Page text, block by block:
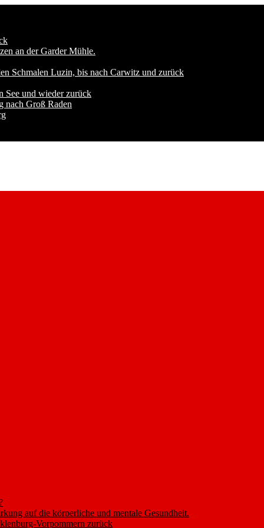
an der Garder Mühle.
Schmalen Luzin, bis nach Carwitz und zurück
See und wieder zurück
nach Groß Raden
auf die körperliche und mentale Gesundheit.
Vorpommern zurück